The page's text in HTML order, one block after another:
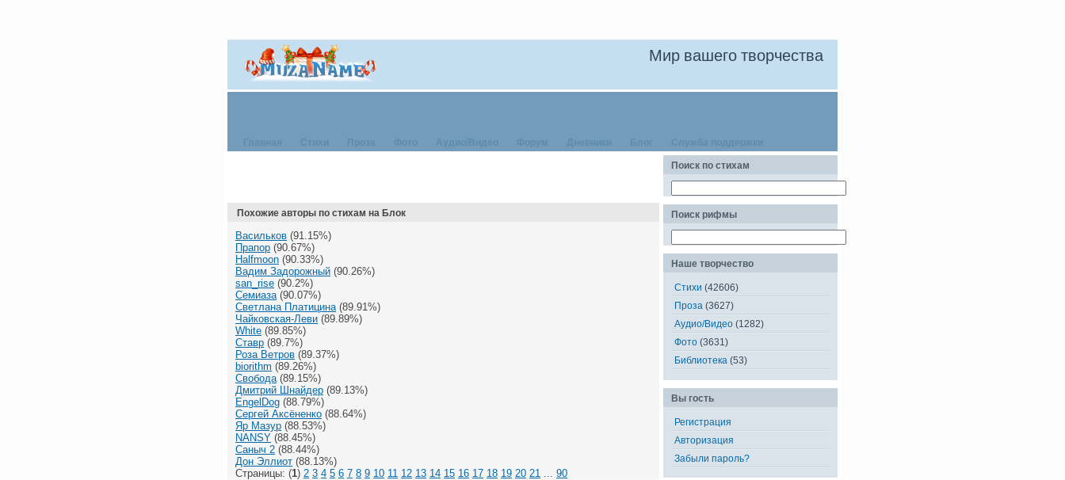
Мир вашего творчества
Похожие авторы по стихам на Блок
Васильков (91.15%)
Прапор (90.67%)
Halfmoon (90.33%)
Вадим Задорожный (90.26%)
san_rise (90.2%)
Семиаза(90.07%)
Светлана Платицина(89.91%)
Чайковская-Леви (89.89%)
White (89.85%)
Ставр (89.7%)
Роза Ветров (89.37%)
biorithm (89.26%)
Свобода(89.15%)
Дмитрий Шнайдер (89.13%)
EngelDog (88.79%)
Сергей Аксёненко (88.64%)
Яр Мазур (88.53%)
NANSY (88.45%)
Саныч 2 (88.44%)
Дон Эллиот (88.13%)
Страницы: (1) 2 3 4 5 6 7 8 9 10 11 12 13 14 15 16 17 18 19 20 21 ... 90
Поиск по стихам
Поиск рифмы
Наше творчество
Стихи (42606)
Проза (3627)
Аудио/Видео (1282)
Фото (3631)
Библиотека (53)
Вы гость
Регистрация
Авторизация
Забыли пароль?